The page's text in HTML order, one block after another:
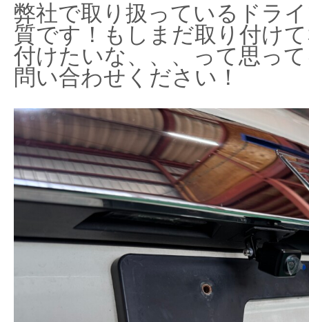
弊社で取り扱っているドラ
質です！もしまだ取り付け
付けたいな、、、って思っ
問い合わせください！